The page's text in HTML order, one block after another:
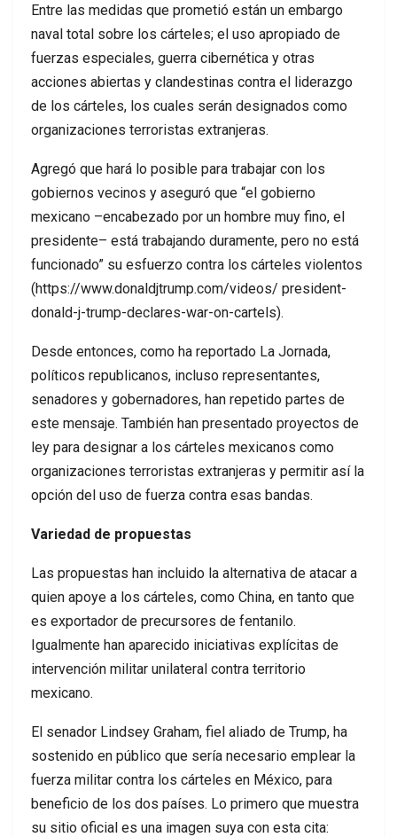
Entre las medidas que prometió están un embargo
naval total sobre los cárteles; el uso apropiado de
fuerzas especiales, guerra cibernética y otras
acciones abiertas y clandestinas contra el liderazgo
de los cárteles, los cuales serán designados como
organizaciones terroristas extranjeras.
Agregó que hará lo posible para trabajar con los
gobiernos vecinos y aseguró que “el gobierno
mexicano –encabezado por un hombre muy fino, el
presidente– está trabajando duramente, pero no está
funcionado” su esfuerzo contra los cárteles violentos
(https://www.donaldjtrump.com/videos/ president-
donald-j-trump-declares-war-on-cartels).
Desde entonces, como ha reportado La Jornada,
políticos republicanos, incluso representantes,
senadores y gobernadores, han repetido partes de
este mensaje. También han presentado proyectos de
ley para designar a los cárteles mexicanos como
organizaciones terroristas extranjeras y permitir así la
opción del uso de fuerza contra esas bandas.
Variedad de propuestas
Las propuestas han incluido la alternativa de atacar a
quien apoye a los cárteles, como China, en tanto que
es exportador de precursores de fentanilo.
Igualmente han aparecido iniciativas explícitas de
intervención militar unilateral contra territorio
mexicano.
El senador Lindsey Graham, fiel aliado de Trump, ha
sostenido en público que sería necesario emplear la
fuerza militar contra los cárteles en México, para
beneficio de los dos países. Lo primero que muestra
su sitio oficial es una imagen suya con esta cita: